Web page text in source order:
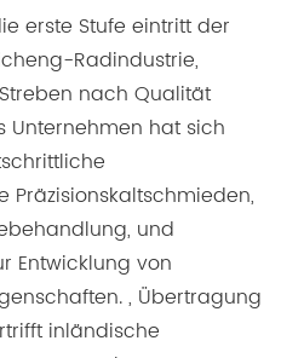
erste Stufe eintritt der
Radindustrie,
nach Qualität
Unternehmen hat sich
Präzisionskaltschmieden,
und
Entwicklung von
, Übertragung
inländische